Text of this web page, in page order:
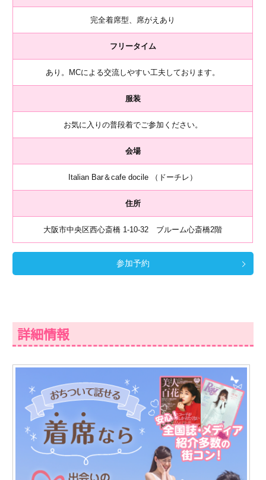
完全着席型、席がえあり
フリータイム
あり。MCによる交流しやすい工夫しております。
服装
お気に入りの普段着でご参加ください。
会場
Italian Bar＆cafe docile （ドーチレ）
住所
大阪市中央区西心斎橋 1-10-32 ブルーム心斎橋2階
参加予約
詳細情報